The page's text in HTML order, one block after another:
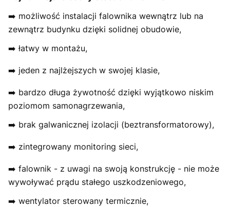
➡️ możliwość instalacji falownika wewnątrz lub na
zewnątrz budynku dzięki solidnej obudowie,
➡️ łatwy w montażu,
➡️ jeden z najlżejszych w swojej klasie,
➡️ bardzo długa żywotność dzięki wyjątkowo niskim
poziomom samonagrzewania,
➡️ brak galwanicznej izolacji (beztransformatorowy),
➡️ zintegrowany monitoring sieci,
➡️ falownik - z uwagi na swoją konstrukcję - nie może
wywoływać prądu stałego uszkodzeniowego,
➡️ wentylator sterowany termicznie,